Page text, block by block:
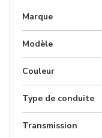
Marque
Modèle
Couleur
Type de conduite
Transmission